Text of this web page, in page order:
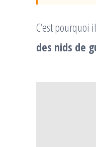
C’est pourquoi
des nids de